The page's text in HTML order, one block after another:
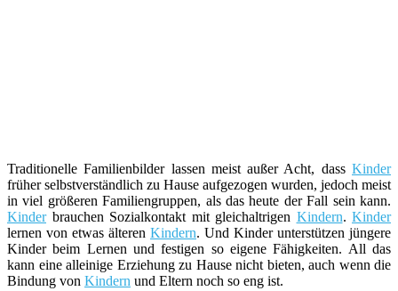
Traditionelle Familienbilder lassen meist außer Acht, dass Kinder
früher selbstverständlich zu Hause aufgezogen wurden, jedoch meist
in viel größeren Familiengruppen, als das heute der Fall sein kann.
Kinderbrauchen Sozialkontakt mit gleichaltrigen Kindern. Kinder
lernen von etwas älteren Kindern. Und Kinder unterstützen jüngere
Kinder beim Lernen und festigen so eigene Fähigkeiten. All das
kann eine alleinige Erziehung zu Hause nicht bieten, auch wenn die
Bindung von Kindern und Eltern noch so eng ist.